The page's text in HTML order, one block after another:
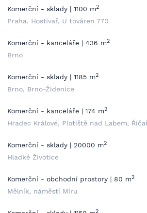
Komerční - sklady | 1100 m2
Praha, Hostivař, U továren 770
Komerční - kanceláře | 436 m2
Brno
Komerční - sklady | 1185 m2
Brno, Brno-Židenice
Komerční - kanceláře | 174 m2
Hradec Králové, Plotiště nad Labem,
Komerční - sklady | 20000 m2
Hladké Životice
Komerční - obchodní prostory | 80 m2
Mělník, náměstí Míru
2